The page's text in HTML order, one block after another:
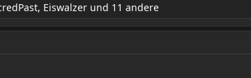
, Eiswalzer und 11 andere